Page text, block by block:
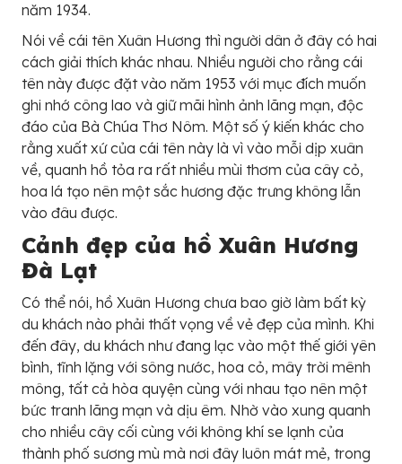
năm 1934.
Nói về cái tên Xuân Hương thì người dân ở đây có hai
cách giải thích khác nhau. Nhiều người cho rằng cái
tên này được đặt vào năm 1953 với mục đích muốn
ghi nhớ công lao và giữ mãi hình ảnh lãng mạn, độc
đáo của Bà Chúa Thơ Nôm. Một số ý kiến khác cho
rằng xuất xứ của cái tên này là vì vào mỗi dịp xuân
về, quanh hồ tỏa ra rất nhiều mùi thơm của cây cỏ,
hoa lá tạo nên một sắc hương đặc trưng không lẫn
vào đâu được.
Cảnh đẹp của hồ Xuân Hương
Đà Lạt
Có thể nói, hồ Xuân Hương chưa bao giờ làm bất kỳ
du khách nào phải thất vọng về vẻ đẹp của mình. Khi
đến đây, du khách như đang lạc vào một thế giới yên
bình, tĩnh lặng với sông nước, hoa cỏ, mây trời mênh
mông, tất cả hòa quyện cùng với nhau tạo nên một
bức tranh lãng mạn và dịu êm. Nhờ vào xung quanh
cho nhiều cây cối cùng với không khí se lạnh của
thành phố sương mù mà nơi đây luôn mát mẻ, trong